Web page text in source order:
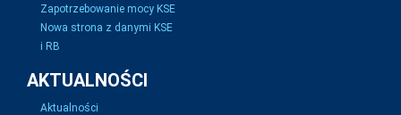
Zapotrzebowanie mocy KSE
Nowa strona z danymi KSE
i RB
AKTUALNOŚCI
Aktualności